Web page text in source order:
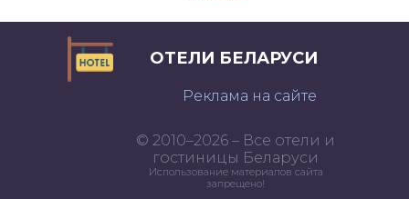
ОТЕЛИ БЕЛАРУСИ
Реклама на сайте
© 2010–2026 – Все отели и
гостиницы Беларуси
Использование материалов сайта
запрещено!